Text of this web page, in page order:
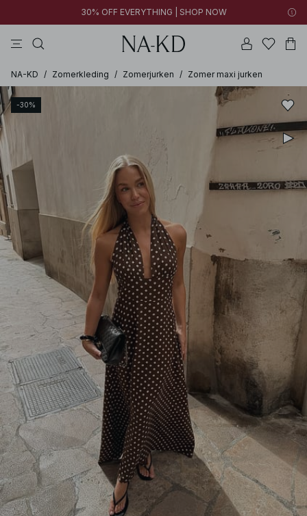
30% OFF EVERYTHING | SHOP NOW
NA-KD / Zomerkleding / Zomerjurken / Zomer maxi jurken
-30%